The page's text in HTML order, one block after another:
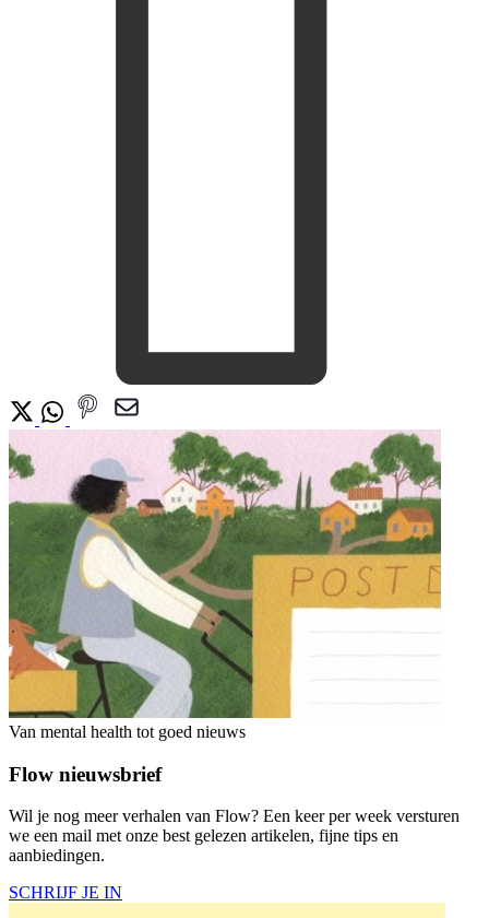
Van mental health tot goed nieuws
Flow nieuwsbrief
Wil je nog meer verhalen van Flow? Een keer per week versturen
we een mail met onze best gelezen artikelen, fijne tips en
aanbiedingen.
SCHRIJF JE IN